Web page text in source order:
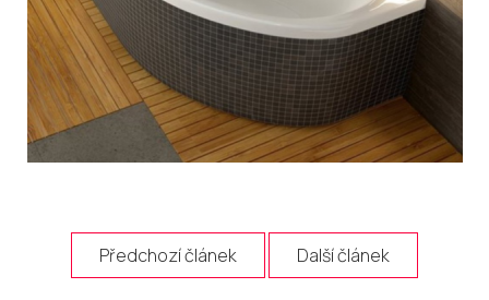
Předchozí článek Další článek